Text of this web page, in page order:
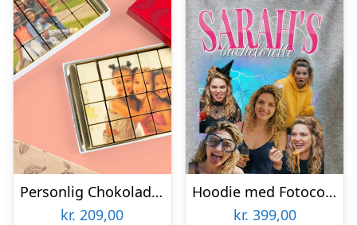
Personlig Chokolade med Billede
kr. 209,00
Hoodie med Fotocollage – 90’er Design
kr. 399,00